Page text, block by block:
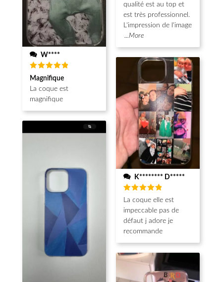
W****
Note5
sur 5
Magnifique
La coque est
magnifique
qualité est au top et
est très professionnel.
L'impression de l'image
...More
K******** D*****
Note5
sur 5
La coque elle est
impeccable pas de
défaut j adore je
recommande